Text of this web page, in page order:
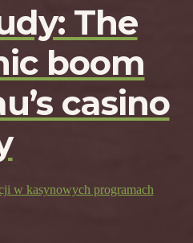
The
boom
casino
w kasynowych programach